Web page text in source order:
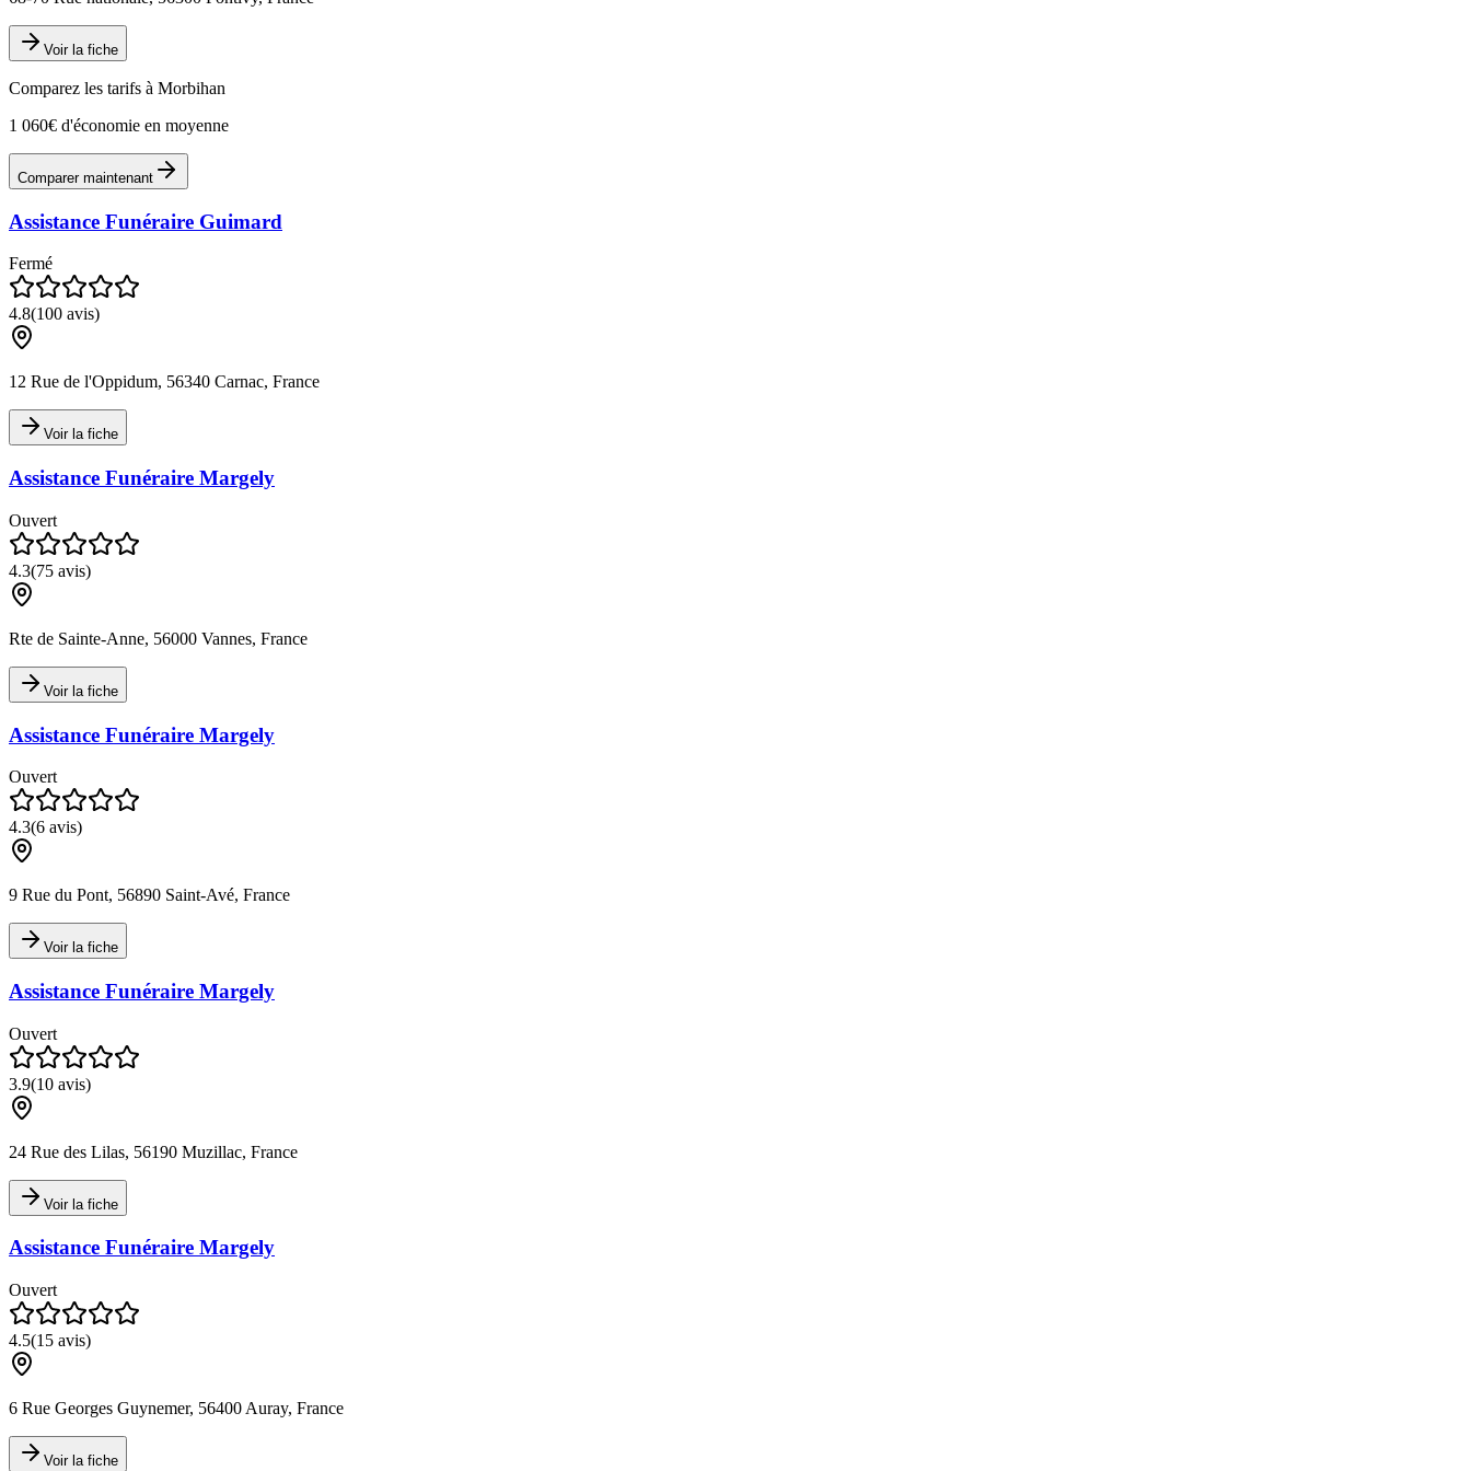
Voir la fiche
Comparez les tarifs à Morbihan
1 060€ d'économie en moyenne
Comparer maintenant
Assistance Funéraire Guimard
Fermé
4.8(100 avis)
12 Rue de l'Oppidum, 56340 Carnac, France
Voir la fiche
Assistance Funéraire Margely
Ouvert
4.3(75 avis)
Rte de Sainte-Anne, 56000 Vannes, France
Voir la fiche
Assistance Funéraire Margely
Ouvert
4.3(6 avis)
9 Rue du Pont, 56890 Saint-Avé, France
Voir la fiche
Assistance Funéraire Margely
Ouvert
3.9(10 avis)
24 Rue des Lilas, 56190 Muzillac, France
Voir la fiche
Assistance Funéraire Margely
Ouvert
4.5(15 avis)
6 Rue Georges Guynemer, 56400 Auray, France
Voir la fiche